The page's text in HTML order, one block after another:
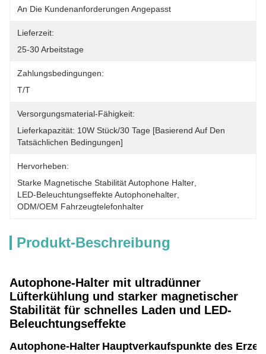
An Die Kundenanforderungen Angepasst
Lieferzeit:
25-30 Arbeitstage
Zahlungsbedingungen:
T/T
Versorgungsmaterial-Fähigkeit:
Lieferkapazität: 10W Stück/30 Tage [basierend Auf Den
Tatsächlichen Bedingungen]
Hervorheben:
Starke Magnetische Stabilität Autophone Halter
LED-Beleuchtungseffekte Autophonehalter
ODM/OEM Fahrzeugtelefonhalter
Produkt-Beschreibung
Autophone-Halter mit ultradünner
Lüfterkühlung und starker magnetischer
Stabilität für schnelles Laden und LED-
Beleuchtungseffekte
Autophone-Halter Hauptverkaufspunkte des